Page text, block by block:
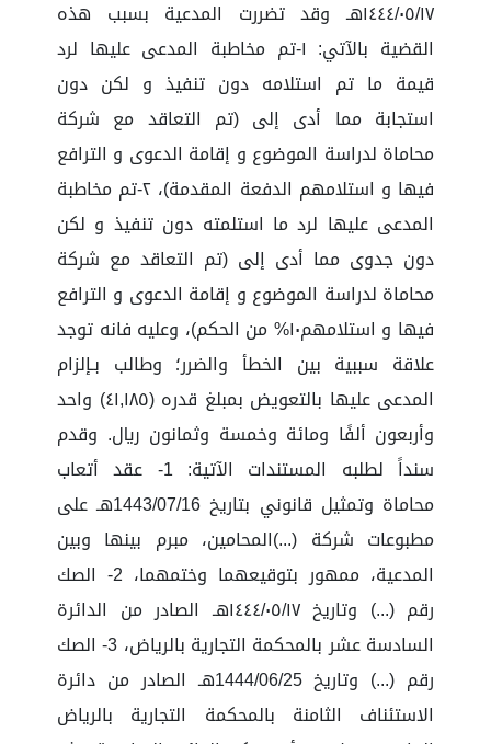
١٤٤٤/٠٥/١٧هـ وقد تضررت المدعية بسبب هذه
القضية بالآتي: ١-تم مخاطبة المدعى عليها لرد
قيمة ما تم استلامه دون تنفيذ و لكن دون
استجابة مما أدى إلى (تم التعاقد مع شركة
محاماة لدراسة الموضوع و إقامة الدعوى و الترافع
فيها و استلامهم الدفعة المقدمة)، ٢-تم مخاطبة
المدعى عليها لرد ما استلمته دون تنفيذ و لكن
دون جدوى مما أدى إلى (تم التعاقد مع شركة
محاماة لدراسة الموضوع و إقامة الدعوى و الترافع
فيها و استلامهم١٠% من الحكم)، وعليه فانه توجد
علاقة سببية بين الخطأ والضرر؛ وطالب بـإلزام
المدعى عليها بالتعويض بمبلغ قدره (٤١,١٨٥) واحد
وأربعون ألفًا ومائة وخمسة وثمانون ريال. وقدم
سنداً لطلبه المستندات الآتية: 1- عقد أتعاب
محاماة وتمثيل قانوني بتاريخ 1443/07/16هـ على
مطبوعات شركة (...)المحامين، مبرم بينها وبين
المدعية، ممهور بتوقيعهما وختمهما، 2- الصك
رقم (...) وتاريخ ١٤٤٤/٠٥/١٧هـ الصادر من الدائرة
السادسة عشر بالمحكمة التجارية بالرياض، 3- الصك
رقم (...) وتاريخ 1444/06/25هـ الصادر من دائرة
الاستئناف الثامنة بالمحكمة التجارية بالرياض